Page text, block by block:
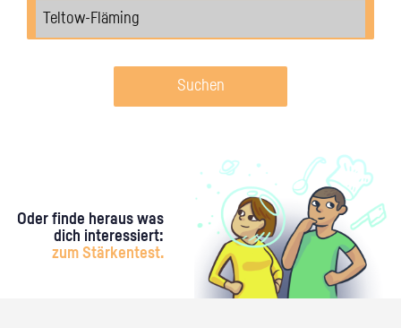
Suchen
Oder finde heraus was
dich interessiert:
zum Stärkentest.